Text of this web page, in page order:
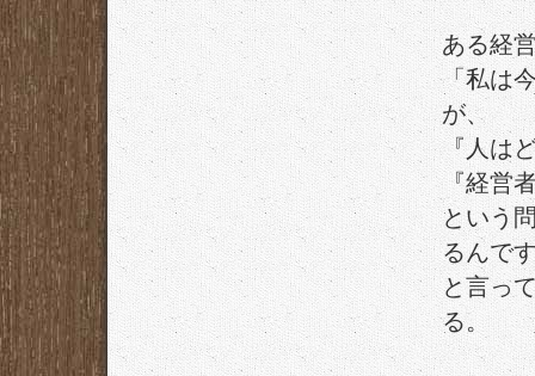
ある経
「私は
が、
『人は
『経営
という
るんで
と言っ
る。